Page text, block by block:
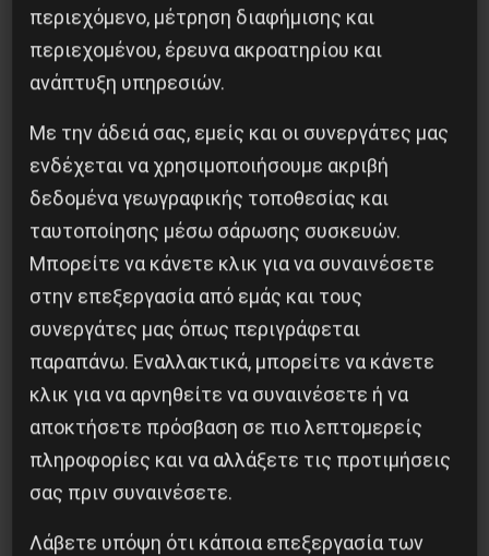
Προηγούμενο:
Κινητοποίηση στο Ίλιον για την
παν-υγειονομική απεργία
Επόμενο: Στο εφετείο η δίκη της
αντιφασιστικής μοτοπορείας
Δημοφιλή Άρθρα
Χωρίς Νεολαία δεν υπάρχει Αλβανία
περιεχόμενο, μέτρηση διαφήμισης και
περιεχομένου, έρευνα ακροατηρίου και
ανάπτυξη υπηρεσιών.
Με την άδειά σας, εμείς και οι συνεργάτες μας
ενδέχεται να χρησιμοποιήσουμε ακριβή
δεδομένα γεωγραφικής τοποθεσίας και
ταυτοποίησης μέσω σάρωσης συσκευών.
Μπορείτε να κάνετε κλικ για να συναινέσετε
στην επεξεργασία από εμάς και τους
συνεργάτες μας όπως περιγράφεται
παραπάνω. Εναλλακτικά, μπορείτε να κάνετε
κλικ για να αρνηθείτε να συναινέσετε ή να
αποκτήσετε πρόσβαση σε πιο λεπτομερείς
πληροφορίες και να αλλάξετε τις προτιμήσεις
σας πριν συναινέσετε.
Λάβετε υπόψη ότι κάποια επεξεργασία των